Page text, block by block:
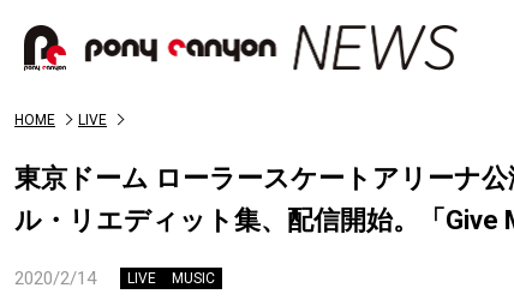
HOME LIVE
東京ドーム ローラースケートアリーナ
ル・リエディット集、配信開始。「Give
2020/2/14 LIVE MUSIC